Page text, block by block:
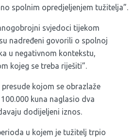
spolnim opredjeljenjem tužitelja”.
svjedoci tijekom
nadređeni govorili o spolnoj
u negativnom kontekstu,
kojeg se treba riješiti”.
kojom se obrazlaže
kuna naglasio dva
dodijeljeni iznos.
u kojem je tužitelj trpio